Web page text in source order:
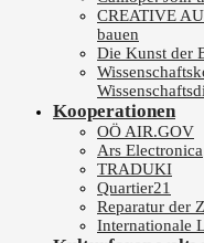
CREATIVE
bauen
Die Kunst der
Kooperationen
OÖ AIR.GOV
Ars Electronica
TRADUKI
Quartier21
Reparatur der
Internationale